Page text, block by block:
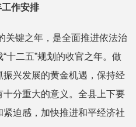
作安排
键之年，是全面推进依法治
十二五”规划的收官之年。做
兴发展的黄金机遇，保持经
分重大的意义。全县上下要
迫感，加快推进和平经济社